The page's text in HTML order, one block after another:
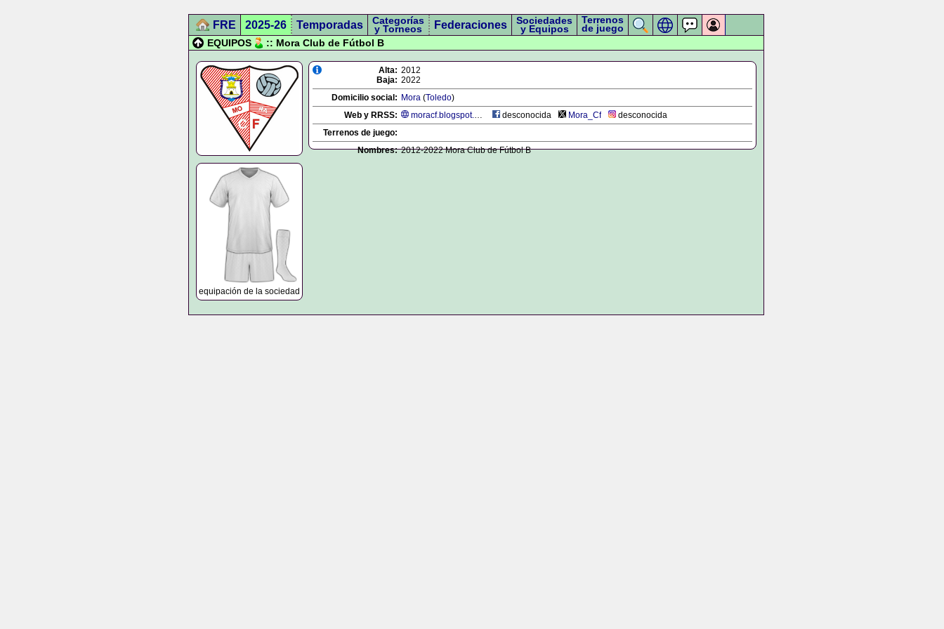
FRE 2025-26 Temporadas Categorías
y Torneos Federaciones Sociedades
y Equipos
Terrenos
de juego
EQUIPOS
:: Mora Club de Fútbol B
equipación de la sociedad
Alta: 2012
Baja: 2022
Domicilio social: Mora (Toledo)
Web y RRSS:
moracf.blogspot.com.es desconocida Mora_Cf
desconocida
Terrenos de juego:
Nombres: 2012-2022 Mora Club de Fútbol B